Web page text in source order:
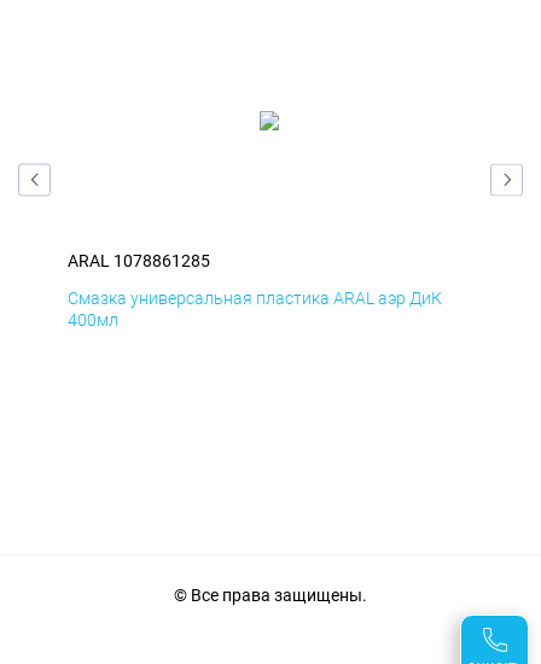
ARAL 1078861285
Смазка универсальная пластика ARAL аэр ДиК
400мл
© Все права защищены.